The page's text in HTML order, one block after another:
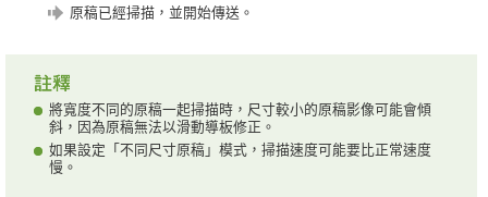
原稿已經掃描，並開始傳送。
將寬度不同的原稿一起掃描時，尺寸較小的原稿影像可能會傾
斜，因為原稿無法以滑動導板修正。
如果設定「不同尺寸原稿」模式，掃描速度可能要比正常速度
慢。